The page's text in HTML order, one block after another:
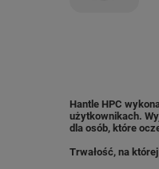
Hantle HPC
użytkownikach.
dla osób, które
Trwałość, na